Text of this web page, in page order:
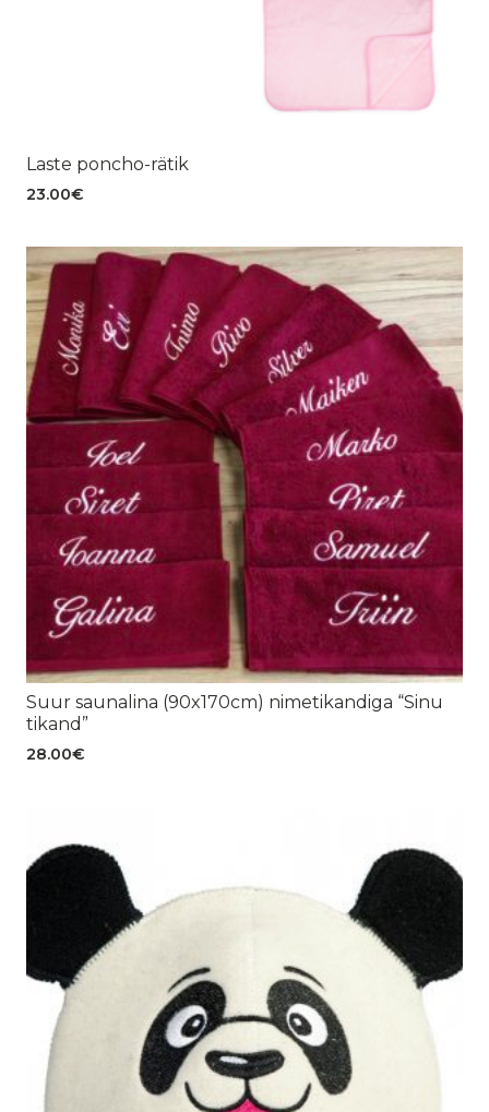
Laste poncho-rätik
23.00€
Suur saunalina (90x170cm) nimetikandiga “Sinu
tikand”
28.00€